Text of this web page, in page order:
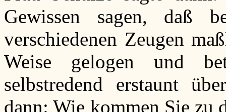
Gewissen sagen, daß
verschiedenen Zeugen
Weise gelogen und
selbstredend erstaunt
dann: Wie kommen Sie zu